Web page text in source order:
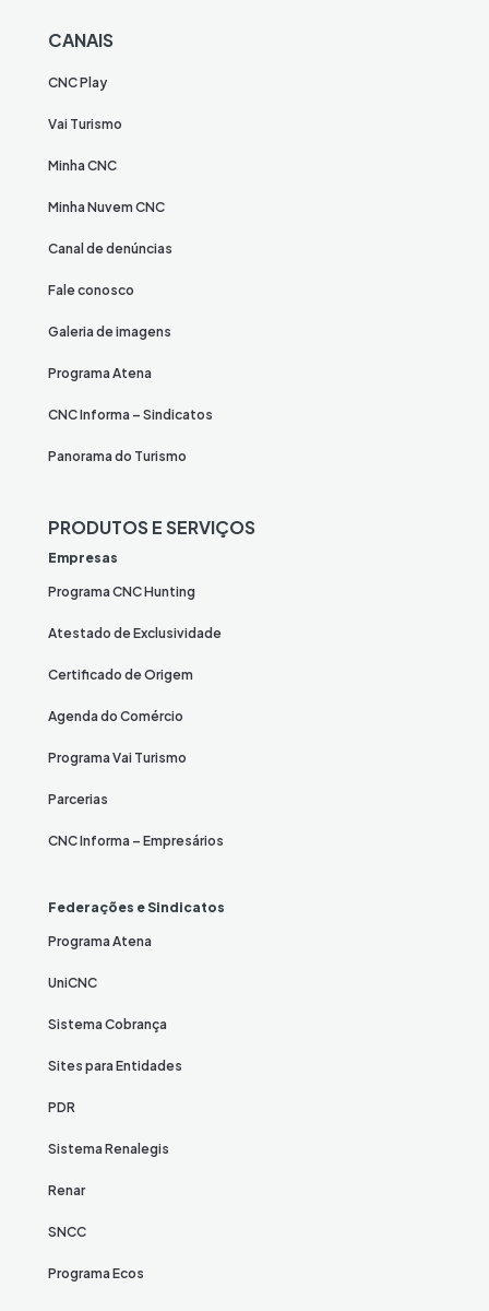
CANAIS
CNC Play
Vai Turismo
Minha CNC
Minha Nuvem CNC
Canal de denúncias
Fale conosco
Galeria de imagens
Programa Atena
CNC Informa – Sindicatos
Panorama do Turismo
PRODUTOS E SERVIÇOS
Empresas
Programa CNC Hunting
Atestado de Exclusividade
Certificado de Origem
Agenda do Comércio
Programa Vai Turismo
Parcerias
CNC Informa – Empresários
Federações e Sindicatos
Programa Atena
UniCNC
Sistema Cobrança
Sites para Entidades
PDR
Sistema Renalegis
Renar
SNCC
Programa Ecos